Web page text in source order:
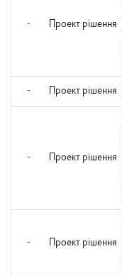
- Проект рішення
- Проект рішення
- Проект рішення
- Проект рішення